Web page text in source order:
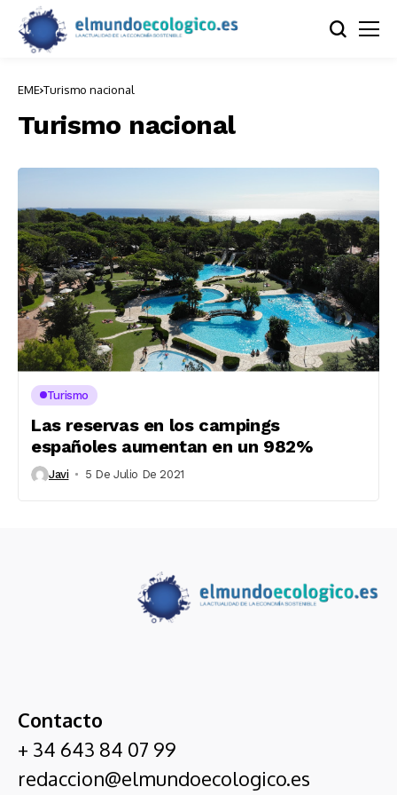
EME Turismo nacional
Turismo nacional
Turismo
Las reservas en los campings
españoles aumentan en un 982%
Javi 5 De Julio De 2021
Contacto
+ 34 643 84 07 99
redaccion@elmundoecologico.es